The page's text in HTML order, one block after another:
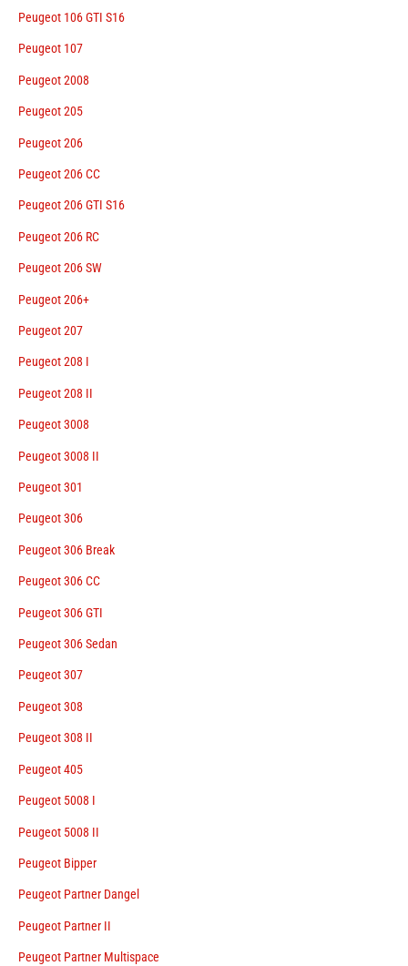
Peugeot 106 GTI S16
Peugeot 107
Peugeot 2008
Peugeot 205
Peugeot 206
Peugeot 206 CC
Peugeot 206 GTI S16
Peugeot 206 RC
Peugeot 206 SW
Peugeot 206+
Peugeot 207
Peugeot 208 I
Peugeot 208 II
Peugeot 3008
Peugeot 3008 II
Peugeot 301
Peugeot 306
Peugeot 306 Break
Peugeot 306 CC
Peugeot 306 GTI
Peugeot 306 Sedan
Peugeot 307
Peugeot 308
Peugeot 308 II
Peugeot 405
Peugeot 5008 I
Peugeot 5008 II
Peugeot Bipper
Peugeot Partner Dangel
Peugeot Partner II
Peugeot Partner Multispace